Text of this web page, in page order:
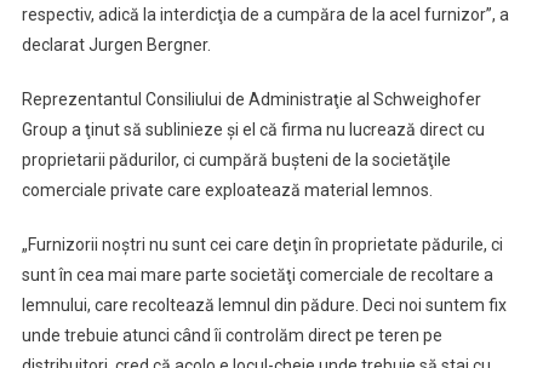
respectiv, adică la interdicţia de a cumpăra de la acel furnizor”, a
declarat Jurgen Bergner.
Reprezentantul Consiliului de Administraţie al Schweighofer
Group a ţinut să sublinieze şi el că firma nu lucrează direct cu
proprietarii pădurilor, ci cumpără buşteni de la societăţile
comerciale private care exploatează material lemnos.
„Furnizorii noştri nu sunt cei care deţin în proprietate pădurile, ci
sunt în cea mai mare parte societăţi comerciale de recoltare a
lemnului, care recoltează lemnul din pădure. Deci noi suntem fix
unde trebuie atunci când îi controlăm direct pe teren pe